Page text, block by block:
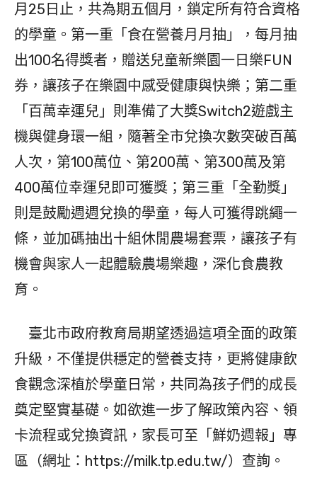
月25日止，共為期五個月，鎖定所有符合資格
的學童。第一重「食在營養月月抽」，每月抽
出100名得獎者，贈送兒童新樂園一日樂FUN
券，讓孩子在樂園中感受健康與快樂；第二重
「百萬幸運兒」則準備了大獎Switch2遊戲主
機與健身環一組，隨著全市兌換次數突破百萬
人次，第100萬位、第200萬、第300萬及第
400萬位幸運兒即可獲獎；第三重「全勤獎」
則是鼓勵週週兌換的學童，每人可獲得跳繩一
條，並加碼抽出十組休閒農場套票，讓孩子有
機會與家人一起體驗農場樂趣，深化食農教
育。
臺北市政府教育局期望透過這項全面的政策
升級，不僅提供穩定的營養支持，更將健康飲
食觀念深植於學童日常，共同為孩子們的成長
奠定堅實基礎。如欲進一步了解政策內容、領
卡流程或兌換資訊，家長可至「鮮奶週報」專
區（網址：https://milk.tp.edu.tw/）查詢。